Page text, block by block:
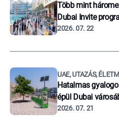
Több mint
Dubai Invite
2026. 07. 22
UAE, UTAZÁS,
Hatalmas
épül Dubai
2026. 07. 21